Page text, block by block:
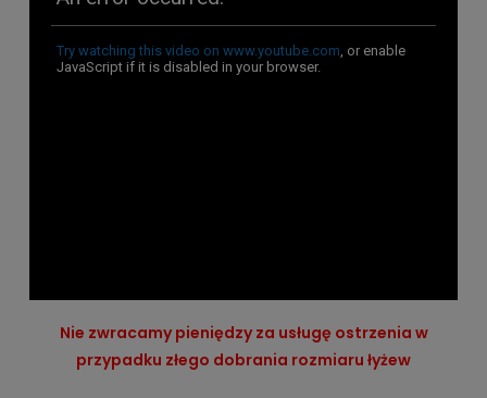
Nie zwracamy pieniędzy za usługę ostrzenia w
przypadku złego dobrania rozmiaru łyżew